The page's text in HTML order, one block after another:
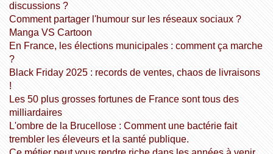
discussions ?
Comment partager l'humour sur les réseaux sociaux ?
Manga VS Cartoon
En France, les élections municipales : comment ça marche
?
Black Friday 2025 : records de ventes, chaos de livraisons
!
Les 50 plus grosses fortunes de France sont tous des
milliardaires
L'ombre de la Brucellose : Comment une bactérie fait
trembler les éleveurs et la santé publique.